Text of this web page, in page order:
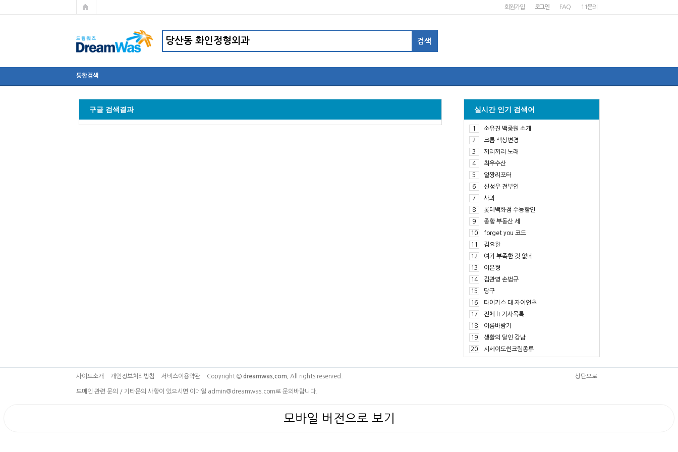
회원가입 로그인 FAQ 1:1문의
통합검색
실시간 인기 검색어
1
소유진 백종원 소개
2
크롬 색상변경
3
끼리끼리 노래
4
최우수산
5
얼짱리포터
6
신성우 전부인
7
사과
8
롯데백화점 수능할인
9
종합 부동산 세
10
forget you 코드
11
김요한
12
여기 부족한 것 없네
13
이은형
14
김관영 손범규
15
당구
16
타이거스 대 자이언츠
17
전체 lt 기사목록
18
이름바람기
19
생활의 달인 강남
20
시세이도썬크림종류
구글 검색결과
사이트소개 개인정보처리방침 서비스이용약관 Copyright © dreamwas.com. All rights reserved. 상단으로
도메인 관련 문의 / 기타문의 사항이 있으시면 이메일 admin@dreamwas.com로 문의바랍니다.
모바일 버전으로 보기